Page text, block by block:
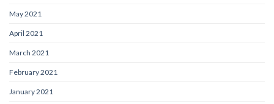
May 2021
April 2021
March 2021
February 2021
January 2021